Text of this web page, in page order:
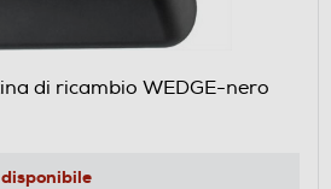
di ricambio WEDGE-nero